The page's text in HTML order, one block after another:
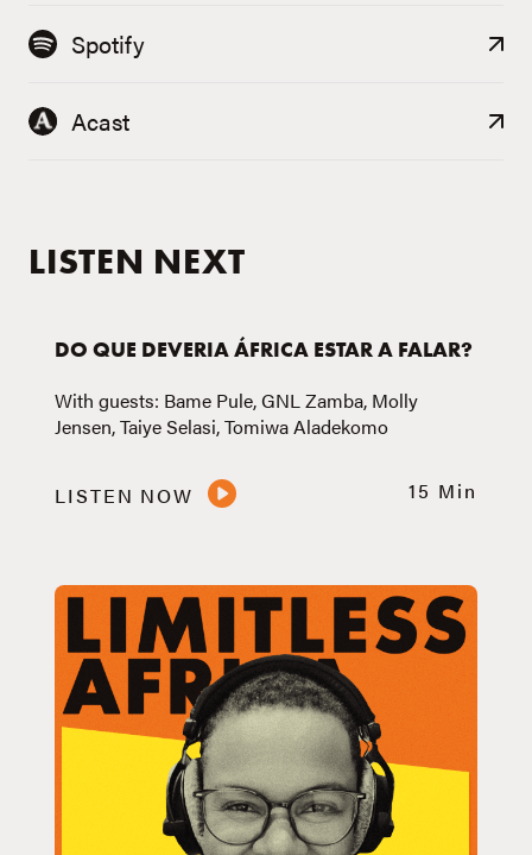
Spotify
Acast
LISTEN NEXT
DO QUE DEVERIA ÁFRICA ESTAR A FALAR?
With guests: Bame Pule, GNL Zamba, Molly
Jensen, Taiye Selasi, Tomiwa Aladekomo
LISTEN NOW 15 Min